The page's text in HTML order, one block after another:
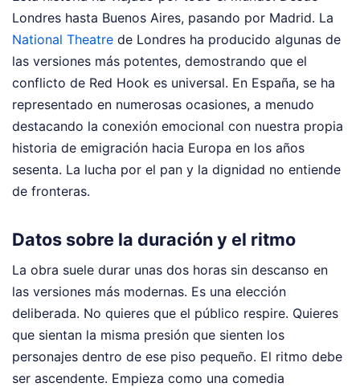
Londres hasta Buenos Aires, pasando por Madrid. La
National Theatre de Londres ha producido algunas de
las versiones más potentes, demostrando que el
conflicto de Red Hook es universal. En España, se ha
representado en numerosas ocasiones, a menudo
destacando la conexión emocional con nuestra propia
historia de emigración hacia Europa en los años
sesenta. La lucha por el pan y la dignidad no entiende
de fronteras.
Datos sobre la duración y el ritmo
La obra suele durar unas dos horas sin descanso en
las versiones más modernas. Es una elección
deliberada. No quieres que el público respire. Quieres
que sientan la misma presión que sienten los
personajes dentro de ese piso pequeño. El ritmo debe
ser ascendente. Empieza como una comedia